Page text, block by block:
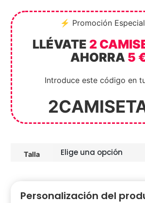
⚡ Promoción
LLÉVATE 2
AHORRA 5
Introduce este código en
Talla
Personalización del